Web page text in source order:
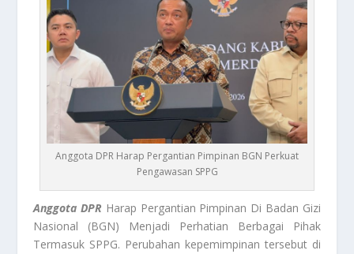
Anggota DPR Harap Pergantian Pimpinan BGN Perkuat
Pengawasan SPPG
Anggota DPR Harap Pergantian Pimpinan Di Badan Gizi
Nasional (BGN) Menjadi Perhatian Berbagai Pihak
Termasuk SPPG. Perubahan kepemimpinan tersebut di